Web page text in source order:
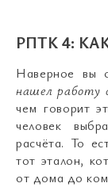
РПТК 4:
Наверное вы
нашел работу
чем говорит
человек
расчёта. То
тот эталон,
от дома до